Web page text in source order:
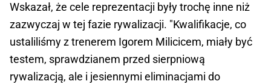
Wskazał, że cele reprezentacji były trochę inne niż
zazwyczaj w tej fazie rywalizacji. "Kwalifikacje, co
ustaliliśmy z trenerem Igorem Milicicem, miały być
testem, sprawdzianem przed sierpniową
rywalizacją, ale i jesiennymi eliminacjami do